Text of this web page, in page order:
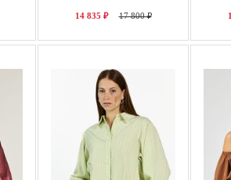
14 835 ₽ 17 800 ₽